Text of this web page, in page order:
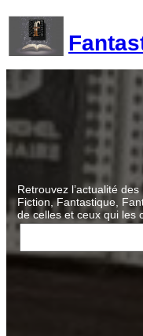
contenu
Retrouvez l’actualité
Fiction, Fantastique,
de celles et ceux qui les
R
c